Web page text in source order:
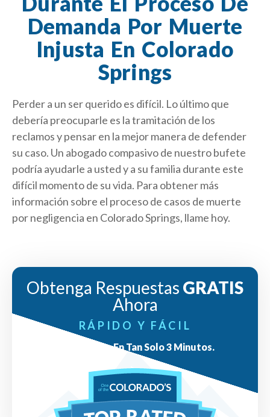
Demanda Por Muerte
Injusta En Colorado
Springs
Perder a un ser querido es difícil. Lo último que
debería preocuparle es la tramitación de los
reclamos y pensar en la mejor manera de defender
su caso. Un abogado compasivo de nuestro bufete
podría ayudarle a usted y a su familia durante este
difícil momento de su vida. Para obtener más
información sobre el proceso de casos de muerte
por negligencia en Colorado Springs, llame hoy.
Obtenga Respuestas GRATIS
Ahora
RÁPIDO Y FÁCIL
Respuestas En Tan Solo 3 Minutos.